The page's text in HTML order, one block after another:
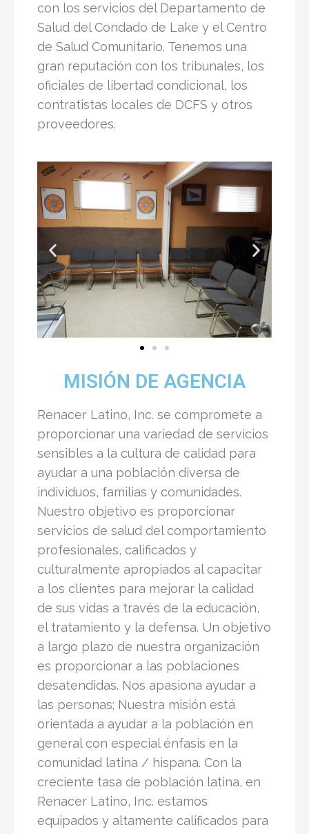
con los servicios del Departamento de
Salud del Condado de Lake y el Centro
de Salud Comunitario. Tenemos una
gran reputación con los tribunales, los
oficiales de libertad condicional, los
contratistas locales de DCFS y otros
proveedores.
MISIÓN DE AGENCIA
Renacer Latino, Inc. se compromete a
proporcionar una variedad de servicios
sensibles a la cultura de calidad para
ayudar a una población diversa de
individuos, familias y comunidades.
Nuestro objetivo es proporcionar
servicios de salud del comportamiento
profesionales, calificados y
culturalmente apropiados al capacitar
a los clientes para mejorar la calidad
de sus vidas a través de la educación,
el tratamiento y la defensa. Un objetivo
a largo plazo de nuestra organización
es proporcionar a las poblaciones
desatendidas. Nos apasiona ayudar a
las personas; Nuestra misión está
orientada a ayudar a la población en
general con especial énfasis en la
comunidad latina / hispana. Con la
creciente tasa de población latina, en
Renacer Latino, Inc. estamos
equipados y altamente calificados para